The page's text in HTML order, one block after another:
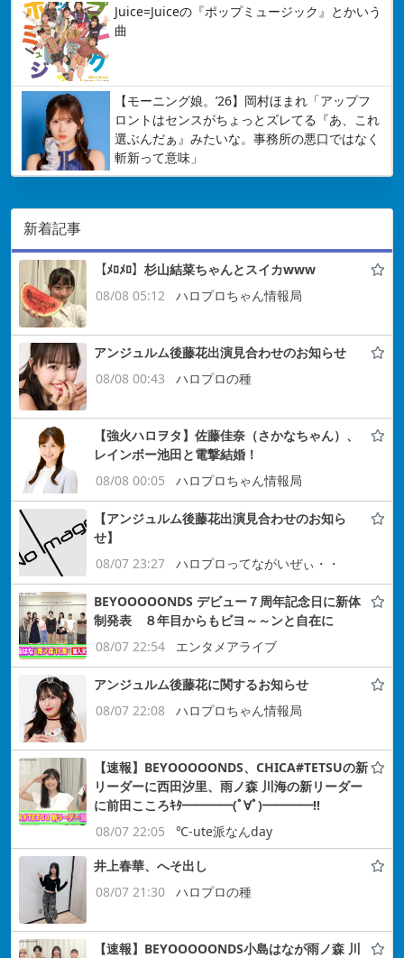
Juice=Juiceの『ポップミュージック』とかいう
曲
【モーニング娘。’26】岡村ほまれ「アップフ
ロントはセンスがちょっとズレてる『あ、これ
選ぶんだぁ』みたいな。事務所の悪口ではなく
斬新って意味」
新着記事
【ﾒﾛﾒﾛ】杉山結菜ちゃんとスイカwww
08/08 05:12
ハロプロちゃん情報局
アンジュルム後藤花出演見合わせのお知らせ
08/08 00:43
ハロプロの種
【強火ハロヲタ】佐藤佳奈（さかなちゃん）、
レインボー池田と電撃結婚！
08/08 00:05
ハロプロちゃん情報局
【アンジュルム後藤花出演見合わせのお知ら
せ】
08/07 23:27
ハロプロってながいぜぃ・・
BEYOOOOONDS デビュー７周年記念日に新体
制発表 ８年目からもビヨ～～ンと自在に
08/07 22:54
エンタメアライブ
アンジュルム後藤花に関するお知らせ
08/07 22:08
ハロプロちゃん情報局
【速報】BEYOOOOONDS、CHICA#TETSUの新
リーダーに西田汐里、雨ノ森 川海の新リーダー
に前田こころｷﾀ━━━━(ﾟ∀ﾟ)━━━━!!
08/07 22:05
℃-ute派なんday
井上春華、へそ出し
08/07 21:30
ハロプロの種
【速報】BEYOOOOONDS小島はなが雨ノ森 川